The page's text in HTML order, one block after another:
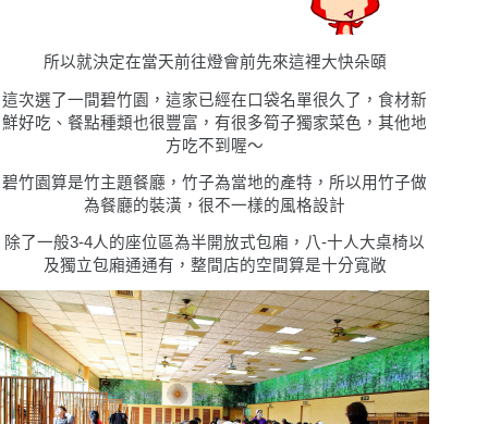
所以就決定在當天前往燈會前先來這裡大快朵頤
這次選了一間碧竹園，這家已經在口袋名單很久了，食材新
鮮好吃、餐點種類也很豐富，有很多筍子獨家菜色，其他地
方吃不到喔〜
碧竹園算是竹主題餐廳，竹子為當地的產特，所以用竹子做
為餐廳的裝潢，很不一樣的風格設計
除了一般3-4人的座位區為半開放式包廂，八-十人大桌椅以
及獨立包廂通通有，整間店的空間算是十分寬敞